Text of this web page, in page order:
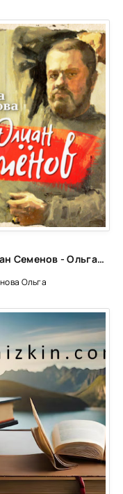
Юлиан Семенов - Ольга Семенова
Ольга